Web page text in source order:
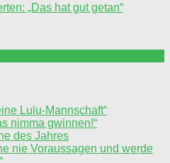
„Das hat gut getan“
Lulu-Mannschaft“
nimma gwinnen!“
des Jahres
nie Voraussagen und werde